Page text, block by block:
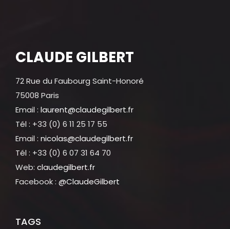
CLAUDE GILBERT
72 Rue du Faubourg Saint-Honoré
75008 Paris
Email : laurent@claudegilbert.fr
Tél : +33 (0) 6 11 25 17 55
Email : nicolas@claudegilbert.fr
Tél : +33 (0) 6 07 31 64 70
Web: claudegilbert.fr
Facebook : @ClaudeGilbert
TAGS